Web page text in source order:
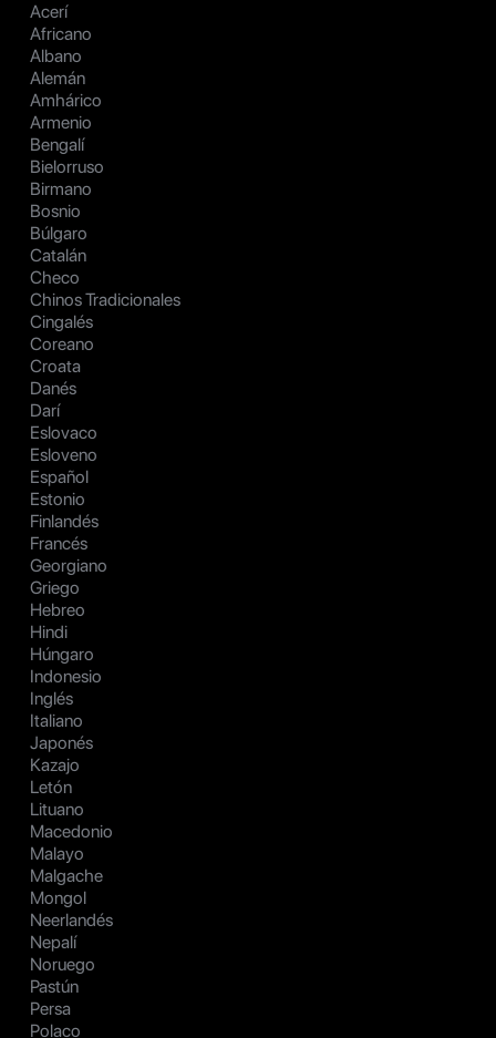
Acerí
Africano
Albano
Alemán
Amhárico
Armenio
Bengalí
Bielorruso
Birmano
Bosnio
Búlgaro
Catalán
Checo
Chinos Tradicionales
Cingalés
Coreano
Croata
Danés
Darí
Eslovaco
Esloveno
Español
Estonio
Finlandés
Francés
Georgiano
Griego
Hebreo
Hindi
Húngaro
Indonesio
Inglés
Italiano
Japonés
Kazajo
Letón
Lituano
Macedonio
Malayo
Malgache
Mongol
Neerlandés
Nepalí
Noruego
Pastún
Persa
Polaco